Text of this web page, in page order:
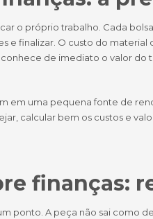
o próprio trabalho. Cada
e finalizar. O custo do material
de imediato o valor do
em uma pequena fonte de
calcular bem os custos e
finanças:
ponto. A peça não sai como